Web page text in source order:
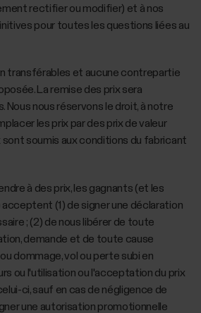
rectifier ou modifier) et à nos
pour toutes les questions liées au
transférables et aucune contrepartie
La remise des prix sera
Nous nous réservons le droit, à notre
les prix par des prix de valeur
sont soumis aux conditions du fabricant
à des prix, les gagnants (et les
(1) de signer une déclaration
; (2) de nous libérer de toute
demande et de toute cause
dommage, vol ou perte subi en
ou l'utilisation ou l'acceptation du prix
ci, sauf en cas de négligence de
une autorisation promotionnelle